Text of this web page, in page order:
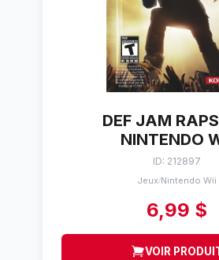
DEF JAM
NINTENDO
ID: 212897
Jeux/Nintendo Wii
6,99 $
VOIR